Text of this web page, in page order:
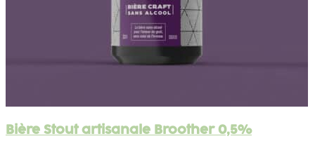
Bière Stout artisanale Broother 0,5%